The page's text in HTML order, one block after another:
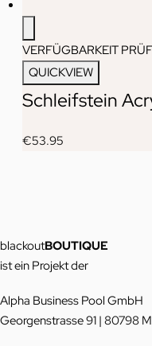
VERFÜGBARKEIT
QUICKVIEW
Schleifstein
€53.95
blackoutBOUTIQUE
ist ein Projekt der
Alpha Business Pool GmbH
Georgenstrasse 91 | 80798